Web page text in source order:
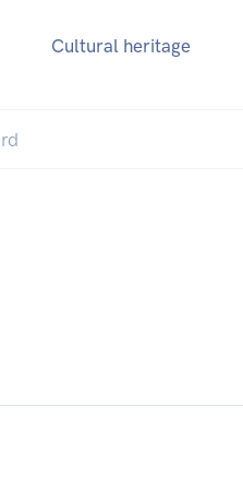
Cultural heritage